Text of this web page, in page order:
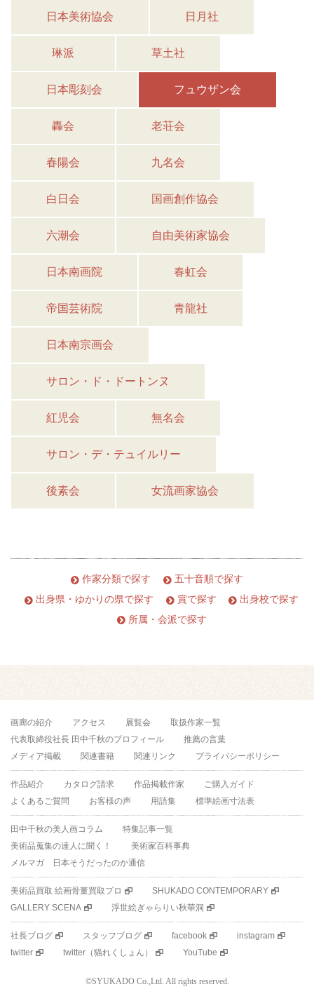
日本美術協会 日月社
琳派 草土社
日本彫刻会 フュウザン会
轟会 老荘会
春陽会 九名会
白日会 国画創作協会
六潮会 自由美術家協会
日本南画院 春虹会
帝国芸術院 青龍社
日本南宗画会
サロン・ド・ドートンヌ
紅児会 無名会
サロン・デ・テュイルリー
後素会 女流画家協会
作家分類で探す
五十音順で探す
出身県・ゆかりの県で探す
賞で探す
出身校で探す
所属・会派で探す
画廊の紹介 アクセス 展覧会
取扱作家一覧
代表取締役社長 田中千秋のプロフィール
推薦の言葉
メディア掲載
関連書籍 関連リンク プライバシーポリシー
作品紹介 カタログ請求 作品掲載作家
ご購入ガイド
よくあるご質問
お客様の声 用語集 標準絵画寸法表
田中千秋の美人画コラム
特集記事一覧
美術品蒐集の達人に聞く！
美術家百科事典
メルマガ 日本そうだったのか通信
美術品買取 絵画骨董買取プロ
SHUKADO CONTEMPORARY
GALLERY SCENA
浮世絵ぎゃらりい秋華洞
社長ブログ スタッフブログ facebook
instagram
twitter
twitter（猫れくしょん） YouTube
©SYUKADO Co.,Ltd. All rights reserved.